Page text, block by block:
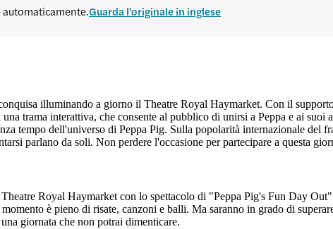
Guarda l'originale in inglese
illuminando a giorno il Theatre Royal Haymarket. Con il
trama interattiva, che consente al pubblico di unirsi a Peppa e ai
tempo dell'universo di Peppa Pig. Sulla popolarità internazionale
parlano da soli. Non perdere l'occasione per partecipare a questa
Royal Haymarket con lo spettacolo di "Peppa Pig's Fun Day
è pieno di risate, canzoni e balli. Ma saranno in grado di
giornata che non potrai dimenticare.